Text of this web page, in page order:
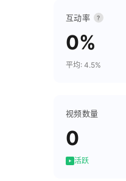
互动率 ?
0%
平均: 4.5%
视频数量
0
活跃